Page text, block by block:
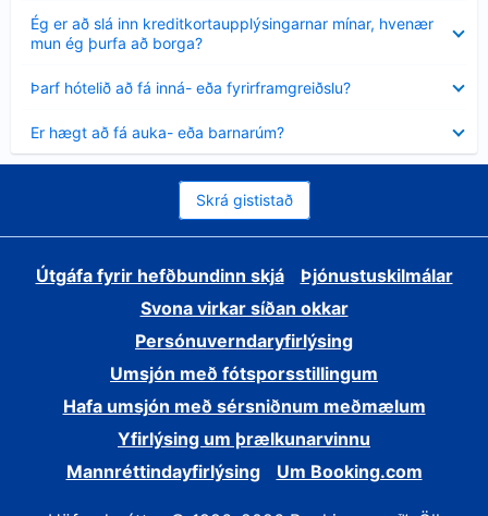
Ég er að slá inn kreditkortaupplýsingarnar mínar, hvenær
mun ég þurfa að borga?
Minna
sýnt
Þarf hótelið að fá inná- eða fyrirframgreiðslu?
sýnt
Er hægt að fá auka- eða barnarúm?
sýnt
Skrá gististað
Útgáfa fyrir hefðbundinn skjá
Þjónustuskilmálar
Svona virkar síðan okkar
Persónuverndaryfirlýsing
Umsjón með fótsporsstillingum
Hafa umsjón með sérsniðnum meðmælum
Yfirlýsing um þrælkunarvinnu
Mannréttindayfirlýsing
Um Booking.com